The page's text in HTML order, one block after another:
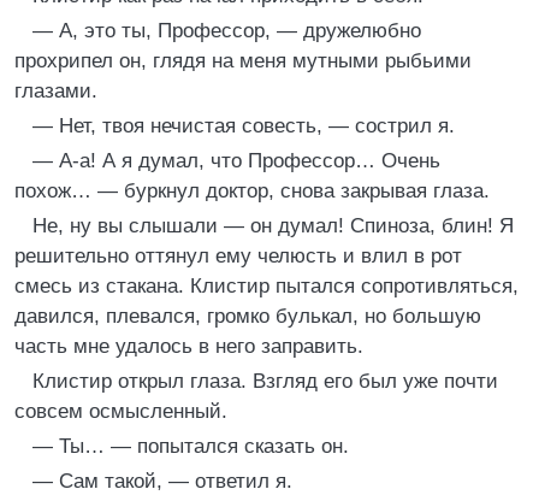
— А, это ты, Профессор, — дружелюбно
прохрипел он, глядя на меня мутными рыбьими
глазами.
— Нет, твоя нечистая совесть, — сострил я.
— А-а! А я думал, что Профессор… Очень
похож… — буркнул доктор, снова закрывая глаза.
Не, ну вы слышали — он думал! Спиноза, блин! Я
решительно оттянул ему челюсть и влил в рот
смесь из стакана. Клистир пытался сопротивляться,
давился, плевался, громко булькал, но большую
часть мне удалось в него заправить.
Клистир открыл глаза. Взгляд его был уже почти
совсем осмысленный.
— Ты… — попытался сказать он.
— Сам такой, — ответил я.